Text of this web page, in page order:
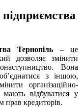
підприємства
Тернопіль – це
дозволяє змінити
Вона
з іншою,
організаційно-
відбуватися у
прав кредиторів.